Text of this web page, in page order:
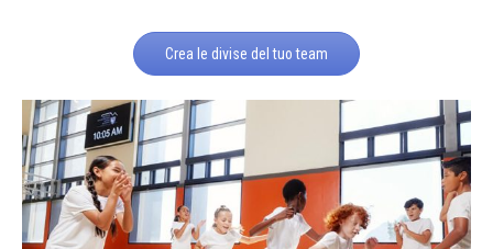
Crea le divise del tuo team